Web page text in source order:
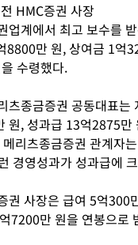
HMC증권 사장
업계에서 최고 보수를
8800만 원, 상여금 1억
수령했다.
츠종금증권 공동대표
원, 성과급 13억2875만
리츠종금증권 관계자
경영성과가 성과급에
권 사장은 급여 5억
7200만 원을 연봉으로